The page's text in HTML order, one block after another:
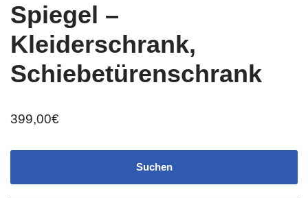
Spiegel –
Kleiderschrank,
Schiebetürenschrank
399,00€
Suchen